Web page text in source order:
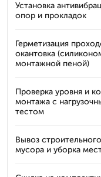
Установка
опор и прокладок
Герметизация
окантовка
монтажной пеной)
Проверка уровня и
монтажа с
тестом
Вывоз строительного
мусора и уборка